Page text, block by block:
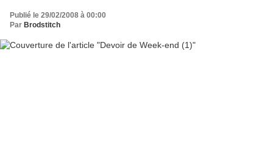
Publié le 29/02/2008 à 00:00
Par Brodstitch